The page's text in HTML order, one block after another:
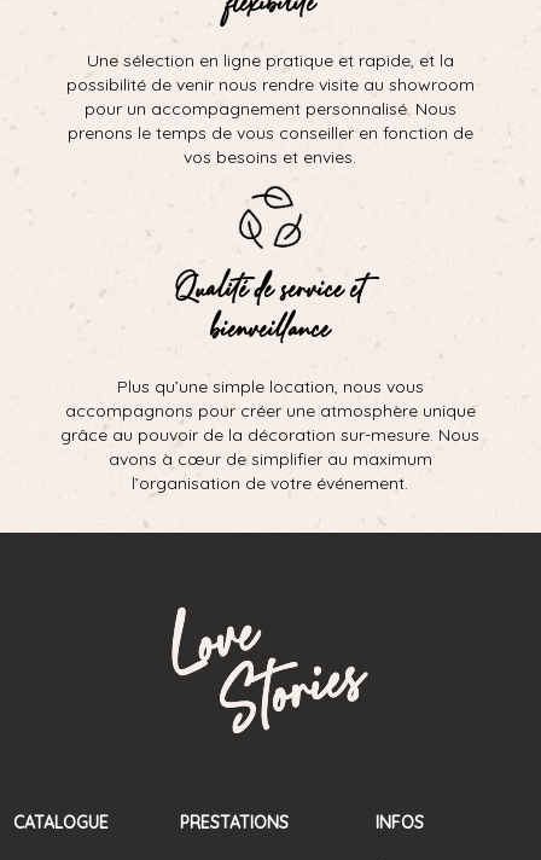
Une sélection en ligne pratique et rapide, et la
possibilité de venir nous rendre visite au showroom
pour un accompagnement personnalisé. Nous
prenons le temps de vous conseiller en fonction de
vos besoins et envies.
Qualité de service et
bienveillance
Plus qu’une simple location, nous vous
accompagnons pour créer une atmosphère unique
grâce au pouvoir de la décoration sur-mesure. Nous
avons à cœur de simplifier au maximum
l’organisation de votre événement.
CATALOGUE PRESTATIONS INFOS